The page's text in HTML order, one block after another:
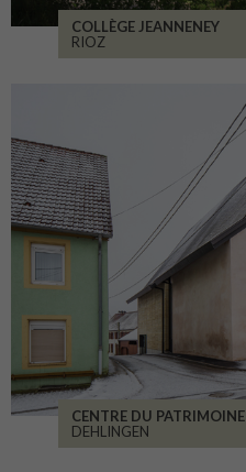
COLLÈGE JEANNENEY
RIOZ
CENTRE DU PATRIMOINE
DEHLINGEN